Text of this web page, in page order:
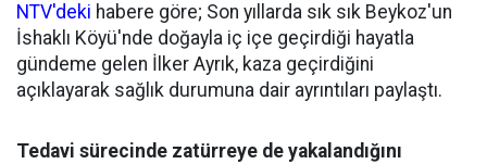
NTV'deki habere göre; Son yıllarda sık sık Beykoz'un
İshaklı Köyü'nde doğayla iç içe geçirdiği hayatla
gündeme gelen İlker Ayrık, kaza geçirdiğini
açıklayarak sağlık durumuna dair ayrıntıları paylaştı.
Tedavi sürecinde zatürreye de yakalandığını